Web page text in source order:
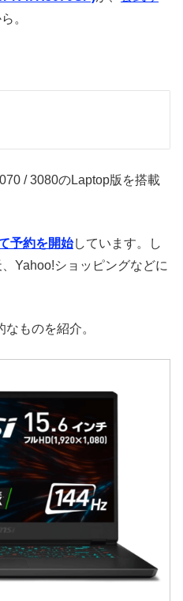
。
/ 3080のLaptop版を搭載
予約を開始しています。し
Yahoo!ショッピングなどに
ものを紹介。